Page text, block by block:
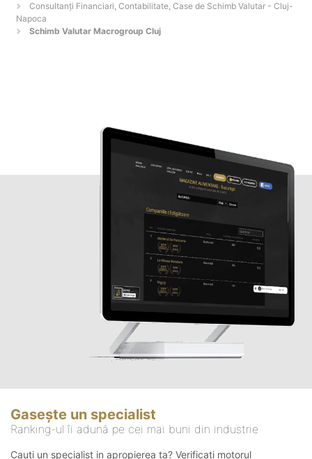
Consultanți Financiari, Contabilitate, Case de Schimb Valutar - Cluj-
Napoca
Schimb Valutar Macrogroup Cluj
Gasește un specialist
Ranking-ul îi adună pe cei mai buni din industrie
Cauți un specialist in apropierea ta? Verificați motorul